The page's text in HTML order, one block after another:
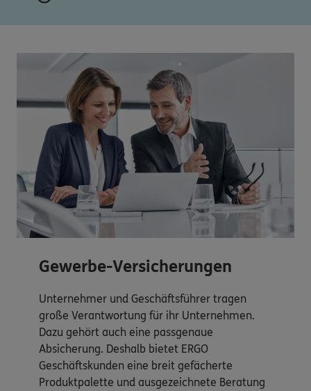
Gewerbe-Versicherungen
Unternehmer und Geschäftsführer tragen
große Verantwortung für ihr Unternehmen.
Dazu gehört auch eine passgenaue
Absicherung. Deshalb bietet ERGO
Geschäftskunden eine breit gefächerte
Produktpalette und ausgezeichnete Beratung